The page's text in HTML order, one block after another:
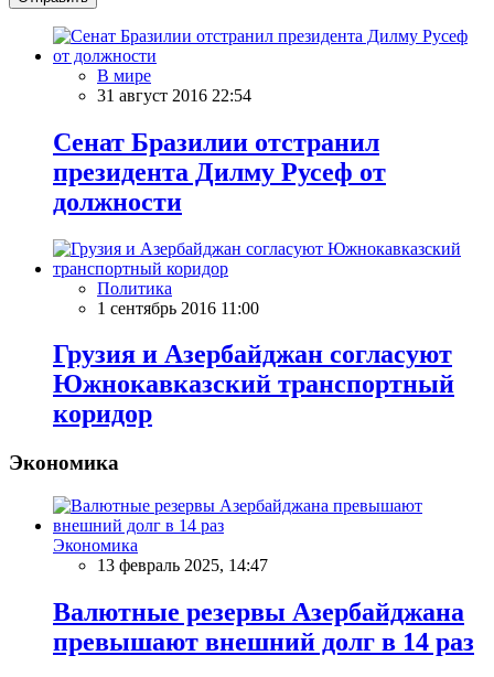
В мире
31 август 2016 22:54
Сенат Бразилии отстранил
президента Дилму Русеф от
должности
Политика
1 сентябрь 2016 11:00
Грузия и Азербайджан согласуют
Южнокавказский транспортный
коридор
Экономика
Экономика
13 февраль 2025, 14:47
Валютные резервы Азербайджана
превышают внешний долг в 14 раз